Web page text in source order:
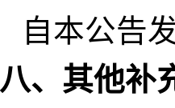
自本公告
八、其他补